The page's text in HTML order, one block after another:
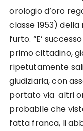
orologio d’oro
classe 1953)
furto. “E’
primo cittadino,
ripetutamente
giudiziaria, con
portato via altri
probabile che
fatta franca, li